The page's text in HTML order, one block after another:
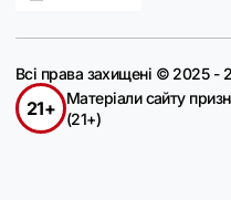
Всі права захищені © 2025
21+
Матеріали сайту
(21+)